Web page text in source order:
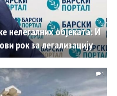
нелегалних објеката: И
рок за легализацију
1